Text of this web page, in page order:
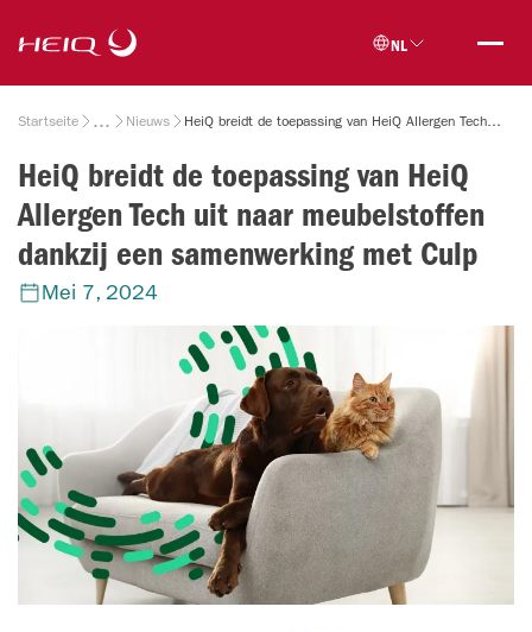
main
content
NL
Breadcrumb
Startseite Nieuws HeiQ breidt de toepassing van HeiQ Allergen Tech uit naar meubelstoffen dankzij een samenwerking met Culp
HeiQ breidt de toepassing van HeiQ
Allergen Tech uit naar meubelstoffen
dankzij een samenwerking met Culp
Mei 7, 2024